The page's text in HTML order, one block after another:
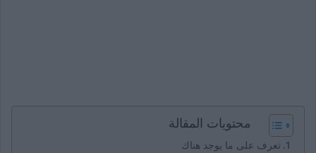
محتويات المقالة
تعرف على ما يوجد هناك